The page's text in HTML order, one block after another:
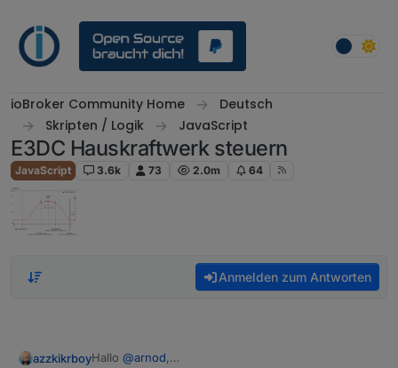
ioBroker Community Home
Deutsch
Skripten / Logik
JavaScript
E3DC Hauskraftwerk steuern
JavaScript 3.6k 73 2.0m 64
Anmelden zum Antworten
azzkikrboyHallo @arnod,